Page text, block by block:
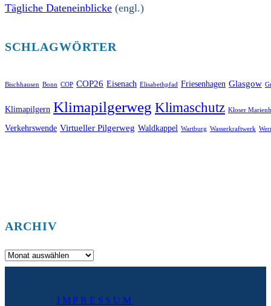
Tägliche Dateneinblicke (engl.)
SCHLAGWÖRTER
Bischhausen Bonn COP COP26 Eisenach Elisabethpfad Friesenhagen Glasgow
Klimapilgern Klimapilgerweg Klimaschutz Kloser
Verkehrswende Virtueller Pilgerweg Waldkappel Wartburg Wasserkraftwerk
ARCHIV
Archiv
IMPRESSUM